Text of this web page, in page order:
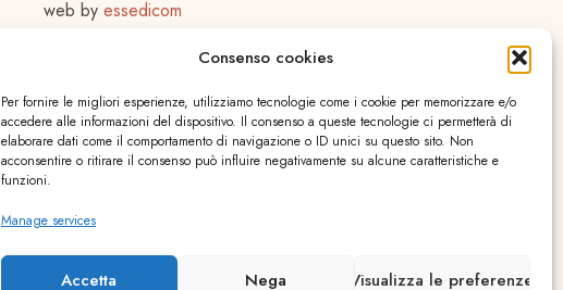
Consenso cookies
Per fornire le migliori esperienze, utilizziamo tecnologie come i cookie per memorizzare e/o
accedere alle informazioni del dispositivo. Il consenso a queste tecnologie ci permetterà di
elaborare dati come il comportamento di navigazione o ID unici su questo sito. Non
acconsentire o ritirare il consenso può influire negativamente su alcune caratteristiche e
funzioni.
Manage services
Accetta Nega Visualizza le preferenze
web byessedicom